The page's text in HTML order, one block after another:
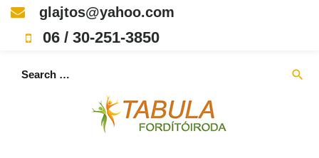
glajtos@yahoo.com
06 / 30-251-3850
search